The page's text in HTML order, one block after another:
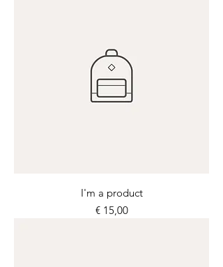
I'm a product
Prijs
€ 15,00